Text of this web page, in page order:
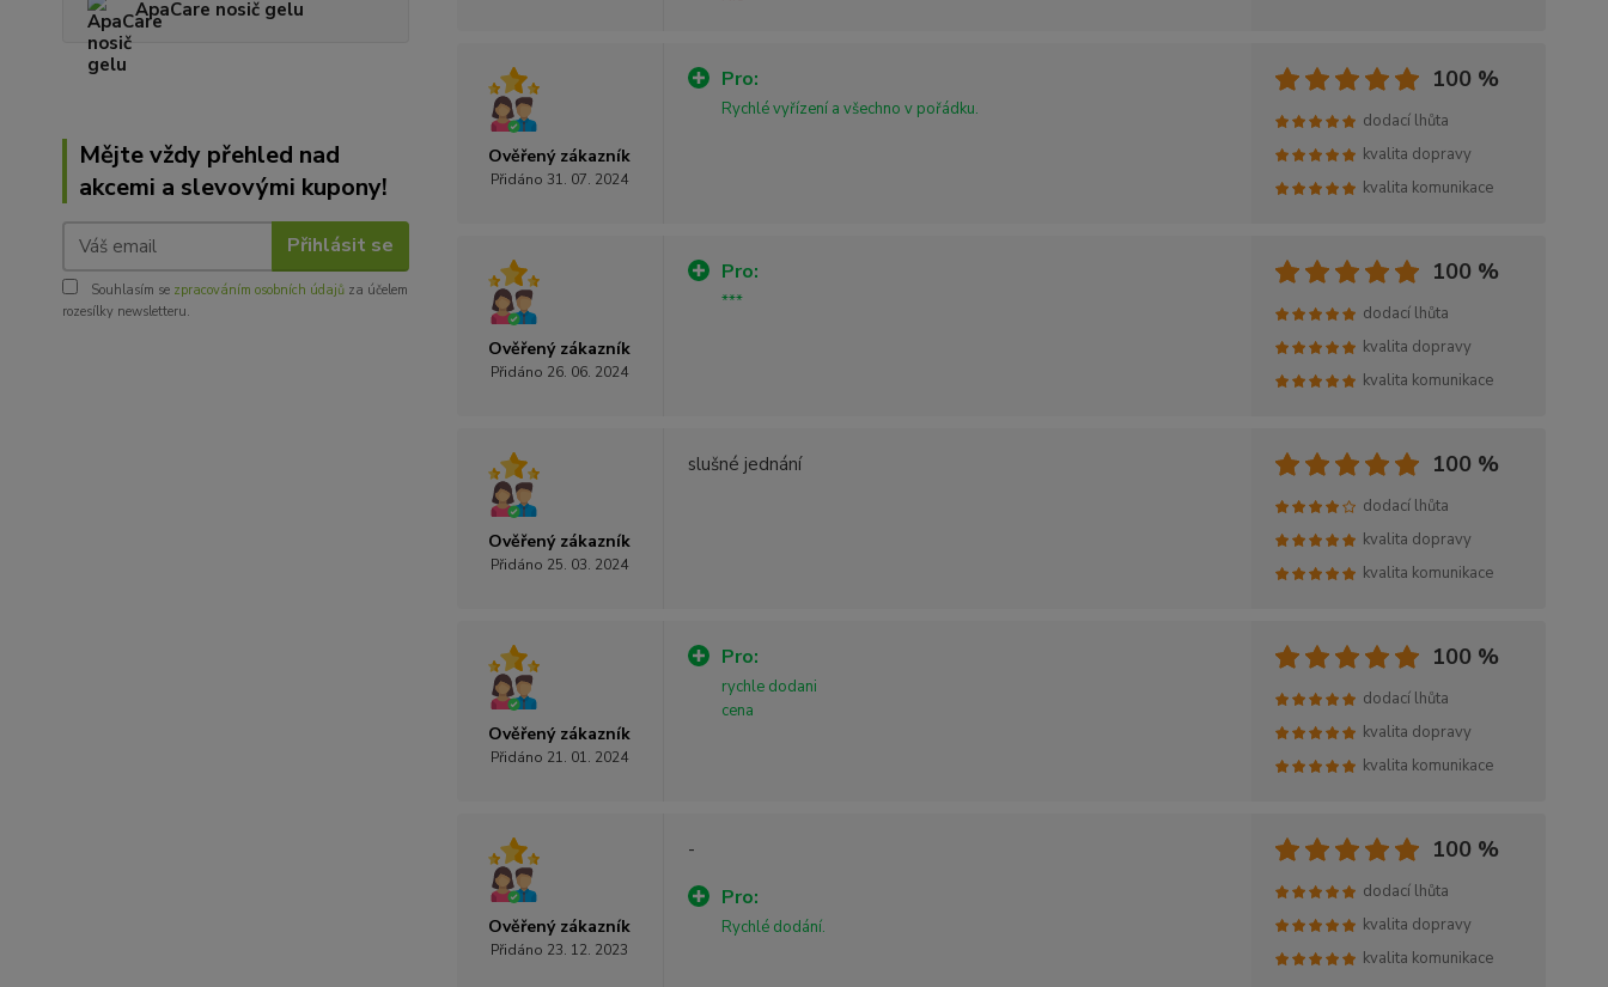
ApaCare nosič gelu
Mějte vždy přehled nad
akcemi a slevovými kupony!
Přihlásit se
Souhlasím se zpracováním osobních údajů za účelem
rozesílky newsletteru.
Ověřený zákazník
Přidáno 31. 07. 2024
Pro:
Rychlé vyřízení a všechno v pořádku.
100 %
dodací lhůta
kvalita dopravy
kvalita komunikace
Ověřený zákazník
Přidáno 26. 06. 2024
Pro:
***
100 %
dodací lhůta
kvalita dopravy
kvalita komunikace
Ověřený zákazník
Přidáno 25. 03. 2024
slušné jednání 100 %
dodací lhůta
kvalita dopravy
kvalita komunikace
Ověřený zákazník
Přidáno 21. 01. 2024
Pro:
rychle dodani
cena
100 %
dodací lhůta
kvalita dopravy
kvalita komunikace
Ověřený zákazník
Přidáno 23. 12. 2023
-
Pro:
Rychlé dodání.
100 %
dodací lhůta
kvalita dopravy
kvalita komunikace